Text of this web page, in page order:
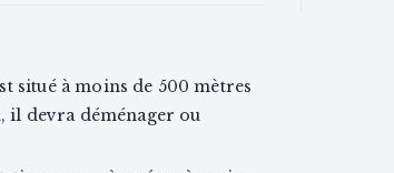
situé à moins de 500 mètres
il devra déménager ou